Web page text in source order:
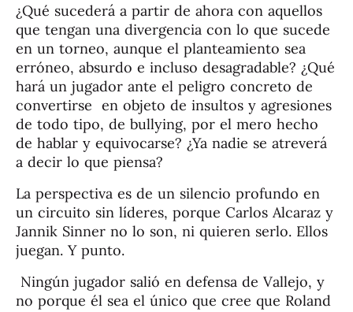
¿Qué sucederá a partir de ahora con aquellos
que tengan una divergencia con lo que sucede
en un torneo, aunque el planteamiento sea
erróneo, absurdo e incluso desagradable? ¿Qué
hará un jugador ante el peligro concreto de
convertirse en objeto de insultos y agresiones
de todo tipo, de bullying, por el mero hecho
de hablar y equivocarse? ¿Ya nadie se atreverá
a decir lo que piensa?
La perspectiva es de un silencio profundo en
un circuito sin líderes, porque Carlos Alcaraz y
Jannik Sinner no lo son, ni quieren serlo. Ellos
juegan. Y punto.
Ningún jugador salió en defensa de Vallejo, y
no porque él sea el único que cree que Roland